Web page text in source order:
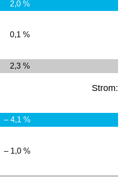
2,0 %
0,1 %
2,3 %
Strom:
– 4,1 %
– 1,0 %